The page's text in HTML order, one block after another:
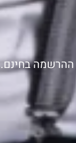
ההרשמה בחינם.